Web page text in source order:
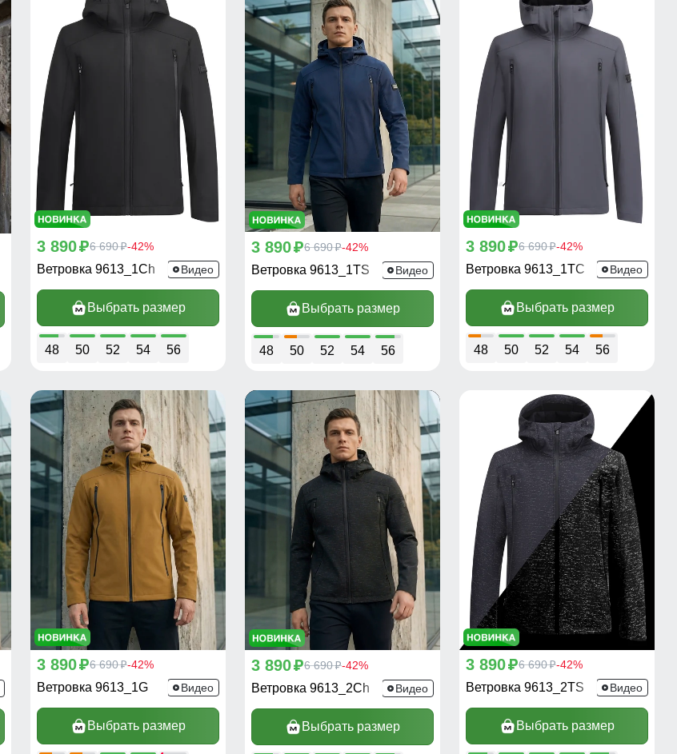
3 890p6 690p-42%
Ветровка 9613_1Ch Видео
Выбрать размер
48 50 52 54 56
3 890p6 690p-42%
Ветровка 9613_1TS Видео
Выбрать размер
48 50 52 54 56
3 890p6 690p-42%
Ветровка 9613_1TC Видео
Выбрать размер
48 50 52 54 56
3 890p6 690p-42%
Ветровка 9613_1G Видео
Выбрать размер
3 890p6 690p-42%
Ветровка 9613_2Ch Видео
Выбрать размер
3 890p6 690p-42%
Ветровка 9613_2TS Видео
Выбрать размер